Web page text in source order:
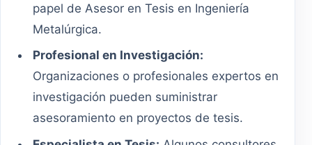
papel de Asesor en Tesis en Ingeniería
Metalúrgica.
Profesional en Investigación:
Organizaciones o profesionales expertos en
investigación pueden suministrar
asesoramiento en proyectos de tesis.